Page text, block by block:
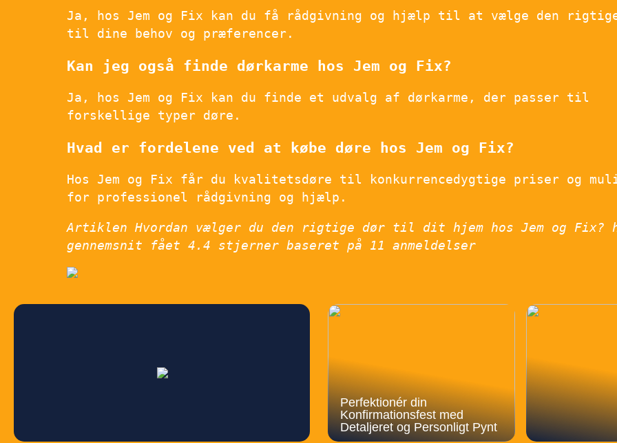
Ja, hos Jem og Fix kan du få rådgivning og hjælp til at vælge den
til dine behov og præferencer.
Kan jeg også finde dørkarme hos Jem og Fix?
Ja, hos Jem og Fix kan du finde et udvalg af dørkarme, der passer til
forskellige typer døre.
Hvad er fordelene ved at købe døre hos Jem og Fix?
Hos Jem og Fix får du kvalitetsdøre til konkurrencedygtige priser og
for professionel rådgivning og hjælp.
Artiklen Hvordan vælger du den rigtige dør til dit hjem hos Jem og Fix?
gennemsnit fået 4.4 stjerner baseret på 11 anmeldelser
Perfektionér din
Konfirmationsfest med
Detaljeret og Personligt Pynt